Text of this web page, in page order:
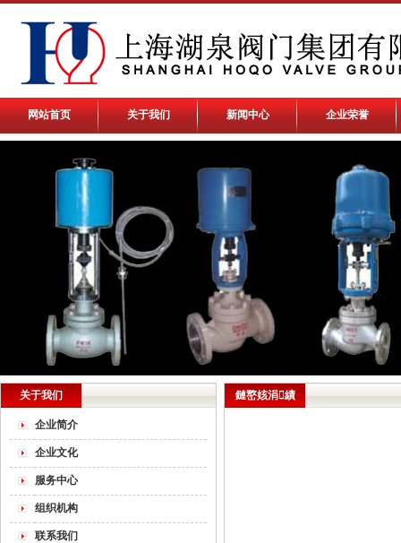
网站首页 关于我们 新闻中心 企业荣誉
关于我们
企业简介
企业文化
服务中心
组织机构
联系我们
鏈嶅姟涓績